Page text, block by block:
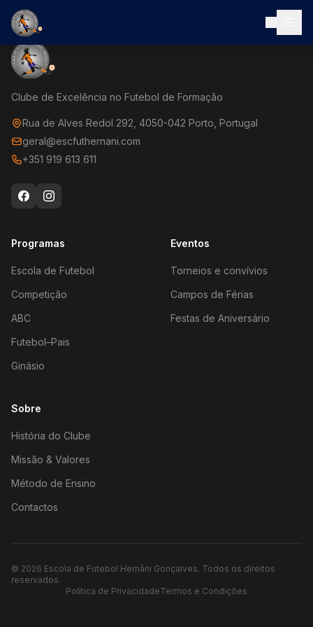
Clube de Excelência no Futebol de Formação
Rua de Alves Redol 292, 4050-042 Porto, Portugal
geral@escfuthernani.com
+351 919 613 611
Programas
Escola de Futebol
Competição
ABC
Futebol–Pais
Ginásio
Eventos
Torneios e convívios
Campos de Férias
Festas de Aniversário
Sobre
História do Clube
Missão & Valores
Método de Ensino
Contactos
© 2026 Escola de Futebol Hernâni Gonçalves. Todos os direitos
reservados.
Política de PrivacidadeTermos e Condições